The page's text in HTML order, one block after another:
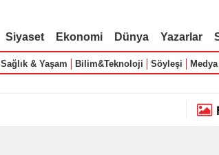
Siyaset Ekonomi Dünya Yazarlar
Sağlık & Yaşam Bilim&Teknoloji Söyleşi Medya